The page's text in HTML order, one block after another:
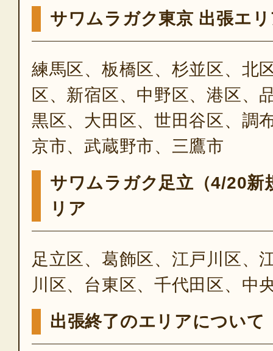
サワムラガク東京 出張エ
練馬区、板橋区、杉並区、北
区、新宿区、中野区、港区、
黒区、大田区、世田谷区、調
京市、武蔵野市、三鷹市
サワムラガク足立（4/20新
リア
足立区、葛飾区、江戸川区、
川区、台東区、千代田区、中
出張終了のエリアについて